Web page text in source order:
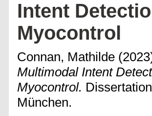
Intent
Myocontrol
Connan, Mathilde
Multimodal Intent
Myocontrol.
München.